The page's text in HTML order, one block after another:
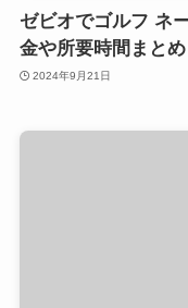
ゼビオでゴルフ ネ
金や所要時間まとめ
2024年9月21日